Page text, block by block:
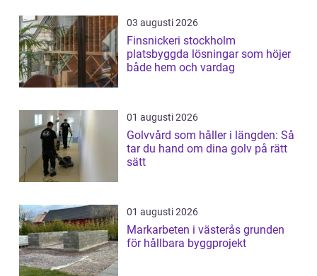
03 augusti 2026
Finsnickeri stockholm
platsbyggda lösningar som höjer
både hem och vardag
01 augusti 2026
Golvvård som håller i längden: Så
tar du hand om dina golv på rätt
sätt
01 augusti 2026
Markarbeten i västerås grunden
för hållbara byggprojekt